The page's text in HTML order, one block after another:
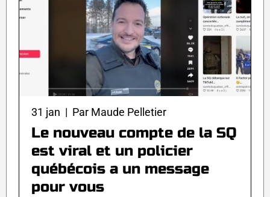
31 jan | Par Maude Pelletier
Le nouveau compte de la SQ
est viral et un policier
québécois a un message
pour vous